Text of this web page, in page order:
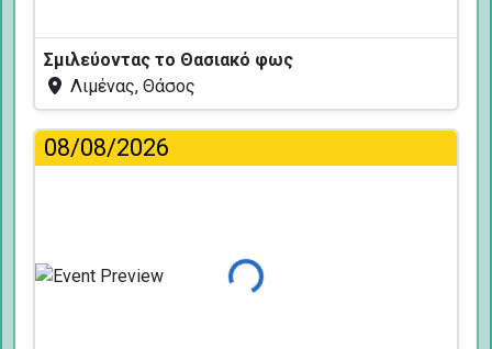
Σμιλεύοντας το Θασιακό φως
Λιμένας, Θάσος
08/08/2026
Φόρτωση...